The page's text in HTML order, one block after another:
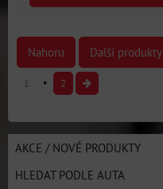
Nahoru Další produkty
1 2
AKCE / NOVÉ PRODUKTY
HLEDAT PODLE AUTA